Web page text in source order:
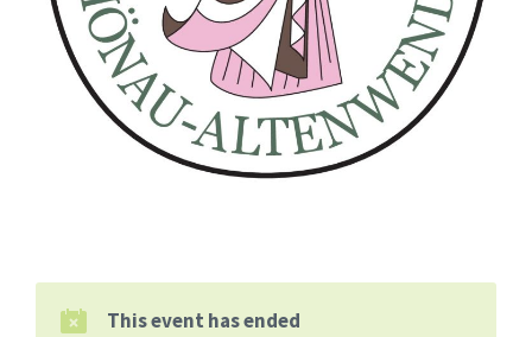
This event has ended